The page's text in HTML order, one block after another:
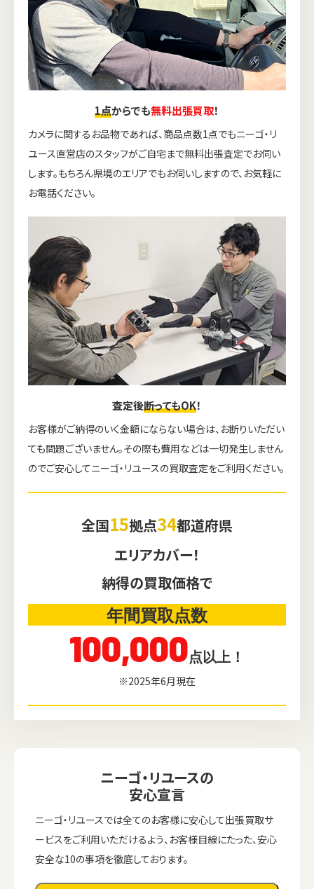
1点からでも無料出張買取！
カメラに関するお品物であれば、商品点数1点でもニーゴ・リ
ユース直営店のスタッフがご自宅まで無料出張査定でお伺い
します。もちろん県境のエリアでもお伺いしますので、お気軽に
お電話ください。
査定後断ってもOK！
お客様がご納得のいく金額にならない場合は、お断りいただい
ても問題ございません。その際も費用などは一切発生しません
のでご安心してニーゴ・リユースの買取査定をご利用ください。
全国15拠点34都道府県
エリアカバー！
納得の買取価格で
年間買取点数
100,000点以上！
※2025年6月現在
ニーゴ・リユースの
安心宣言
ニーゴ・リユースでは全てのお客様に安心して出張買取サ
ービスをご利用いただけるよう、お客様目線にたった、安心
安全な10の事項を徹底しております。